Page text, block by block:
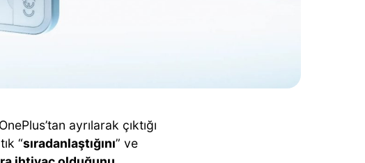
OnePlus’tan ayrılarak çıktığı
“sıradanlaştığını” ve